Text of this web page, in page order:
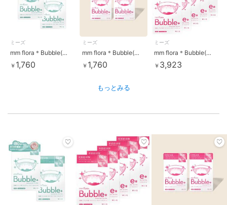
ミーズ
mm flora＊Bubble(エムエムフローラバブル) マスカットミント風味 2個セット
￥ 1,760
ミーズ
mm flora＊Bubble(エムエムフローラバブル) 2個セット
￥ 1,760
ミーズ
mm flora＊Bubble(エムエムフローラバブル) 5個セット
￥ 3,923
もっとみる